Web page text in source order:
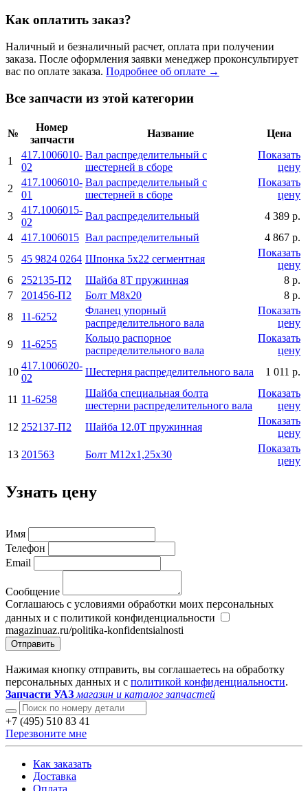
Как оплатить заказ?
Наличный и безналичный расчет, оплата при получении
заказа. После оформления заявки менеджер проконсультирует
вас по оплате заказа. Подробнее об оплате →
Все запчасти из этой категории
№
Номер
запчасти
Название Цена
1
417.1006010-
02
Вал распределительный с
шестерней в сборе
Показать
цену
2
417.1006010-
01
Вал распределительный с
шестерней в сборе
Показать
цену
3
417.1006015-
02
Вал распределительный
4 389 р.
4
417.1006015 Вал распределительный
4 867 р.
5
45 9824 0264 Шпонка 5x22 сегментная
Показать
цену
6
252135-П2 Шайба 8Т пружинная
8 р.
7
201456-П2 Болт M8x20
8 р.
8
11-6252
Фланец упорный
распределительного вала
Показать
цену
9
11-6255
Кольцо распорное
распределительного вала
Показать
цену
10
417.1006020-
02
Шестерня распределительного вала 1 011 р.
11 11-6258
Шайба специальная болта
шестерни распределительного вала
Показать
цену
12 252137-П2 Шайба 12.0Т пружинная
Показать
цену
13 201563 Болт M12x1,25x30
Показать
цену
Узнать цену
Имя
Телефон
Email
Сообщение
Соглашаюсь с условиями обработки моих персональных
данных и с политикой конфиденциальности
magazinuaz.ru/politika-konfidentsialnosti
Отправить
Нажимая кнопку отправить, вы соглашаетесь на обработку
персональных данных и с политикой конфиденциальности.
Запчасти УАЗ магазин и каталог запчастей
+7 (495) 510 83 41
Перезвоните мне
Как заказать
Доставка